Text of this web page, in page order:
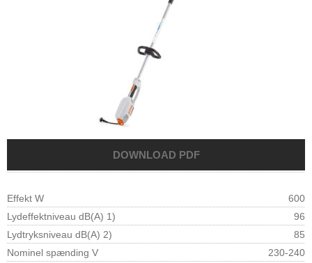
Effekt W
600
Lydeffektniveau dB(A) 1)
96
Lydtryksniveau dB(A) 2)
85
Nominel spænding V
230-240